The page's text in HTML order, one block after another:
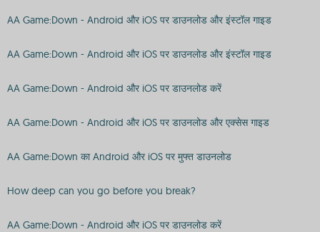
AA Game:Down - Android और iOS पर डाउनलोड और इंस्टॉल गाइड
AA Game:Down - Android और iOS पर डाउनलोड और इंस्टॉल गाइड
AA Game:Down - Android और iOS पर डाउनलोड करें
AA Game:Down - Android और iOS पर डाउनलोड और एक्सेस गाइड
AA Game:Down का Android और iOS पर मुफ्त डाउनलोड
How deep can you go before you break?
AA Game:Down - Android और iOS पर डाउनलोड करें